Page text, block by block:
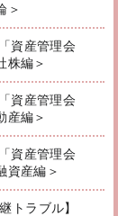
＞
資産管理会
株編＞
資産管理会
産編＞
資産管理会
資産編＞
トラブル】